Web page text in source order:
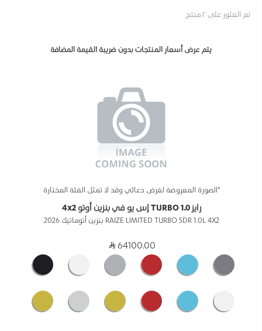
تم العثور على ٢ منتج
يتم عرض أسعار المنتجات بدون ضريبة القيمة المضافة
*الصورة المعروضة لغرض دعائي وقد لا تمثل الفئة المختارة
رايز 1.0 TURBO إس يو في بنزين أوتو 4x2
RAIZE LIMITED TURBO 5DR 1.0L 4X2 بنزين أتوماتيك 2026
64100.00